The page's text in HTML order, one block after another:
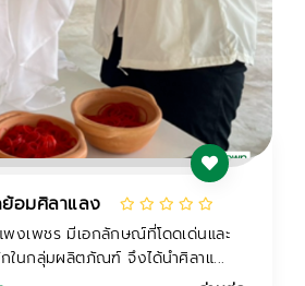
อมศิลาแลง
งเพชร มีเอกลักษณ์ที่โดดเด่นและ
ในกลุ่มผลิตภัณฑ์ จึงได้นำศิลาแ...